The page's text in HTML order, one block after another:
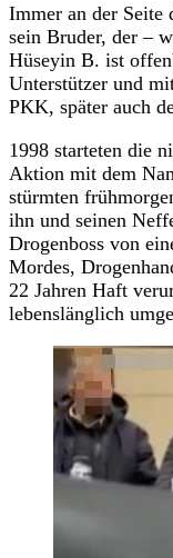
Immer an der Seite
sein Bruder, der –
Hüseyin B. ist
Unterstützer und
PKK, später auch
1998 starteten die
Aktion mit dem
stürmten
ihn und seinen
Drogenboss von
Mordes,
22 Jahren Haft
lebenslänglich